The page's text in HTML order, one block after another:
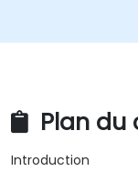
Plan du
Introduction